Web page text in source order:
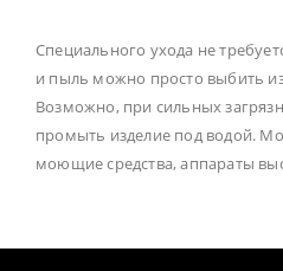
Специального ухода не
и пыль можно просто выбить
Возможно, при сильных
промыть изделие под водой.
моющие средства, аппараты